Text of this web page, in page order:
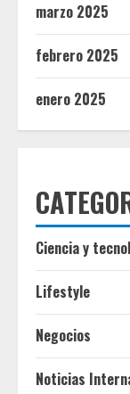
marzo 2025
febrero 2025
enero 2025
Ciencia y
Lifestyle
Negocios
Noticias